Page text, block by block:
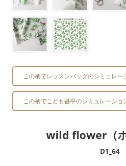
この柄でレッスンバッグのシミュレー
この柄でこども甚平のシミュレーショ
wild flower（ホ
D1_64